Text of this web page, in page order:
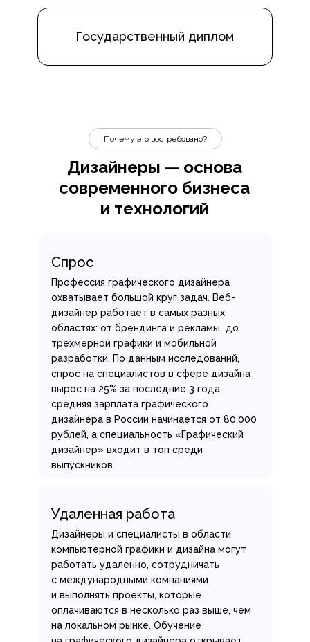
Государственный диплом
Дизайнеры — основа
современного бизнеса
и технологий
Почему это востребовано?
Спрос
Профессия графического дизайнера
охватывает большой круг задач. Веб-
дизайнер работает в самых разных
областях: от брендинга и рекламы до
трехмерной графики и мобильной
разработки. По данным исследований,
спрос на специалистов в сфере дизайна
вырос на 25% за последние 3 года,
средняя зарплата графического
дизайнера в России начинается от 80 000
рублей, а специальность «Графический
дизайнер» входит в топ среди
выпускников.
Удаленная работа
Дизайнеры и специалисты в области
компьютерной графики и дизайна могут
работать удаленно, сотрудничать
с международными компаниями
и выполнять проекты, которые
оплачиваются в несколько раз выше, чем
на локальном рынке. Обучение